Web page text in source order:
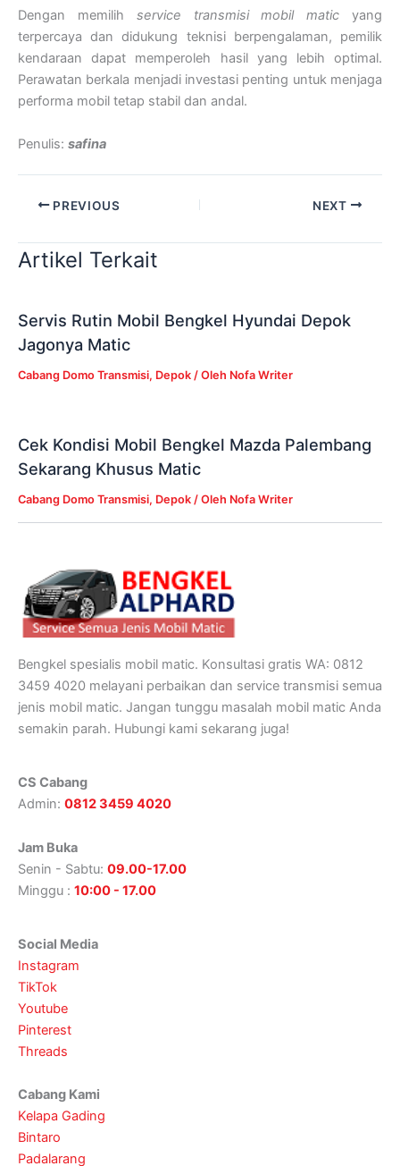
Dengan memilih service transmisi mobil matic yang
terpercaya dan didukung teknisi berpengalaman, pemilik
kendaraan dapat memperoleh hasil yang lebih optimal.
Perawatan berkala menjadi investasi penting untuk menjaga
performa mobil tetap stabil dan andal.
Penulis: safina
PREVIOUS NEXT
Artikel Terkait
Servis Rutin Mobil Bengkel Hyundai Depok
Jagonya Matic
Cabang Domo Transmisi, Depok / Oleh Nofa Writer
Cek Kondisi Mobil Bengkel Mazda Palembang
Sekarang Khusus Matic
Cabang Domo Transmisi, Depok / Oleh Nofa Writer
Bengkel spesialis mobil matic. Konsultasi gratis WA: 0812
3459 4020 melayani perbaikan dan service transmisi semua
jenis mobil matic. Jangan tunggu masalah mobil matic Anda
semakin parah. Hubungi kami sekarang juga!
CS Cabang
Admin: 0812 3459 4020
Jam Buka
Senin - Sabtu: 09.00-17.00
Minggu : 10:00 - 17.00
Social Media
Instagram
TikTok
Youtube
Pinterest
Threads
Cabang Kami
Kelapa Gading
Bintaro
Padalarang